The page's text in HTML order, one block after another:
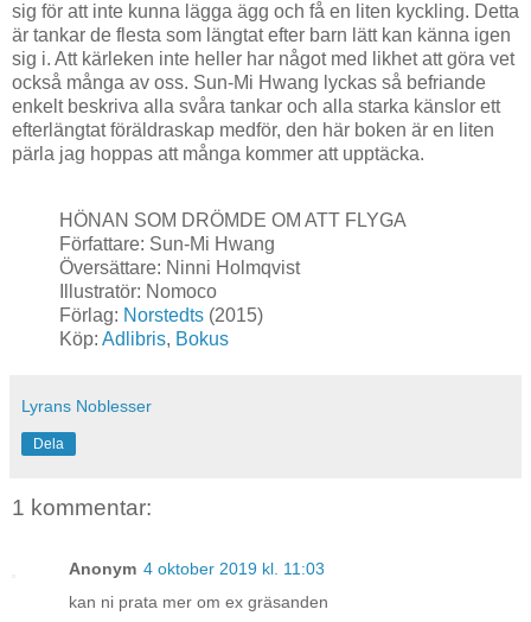
sig för att inte kunna lägga ägg och få en liten kyckling. Detta
är tankar de flesta som längtat efter barn lätt kan känna igen
sig i. Att kärleken inte heller har något med likhet att göra vet
också många av oss. Sun-Mi Hwang lyckas så befriande
enkelt beskriva alla svåra tankar och alla starka känslor ett
efterlängtat föräldraskap medför, den här boken är en liten
pärla jag hoppas att många kommer att upptäcka.
HÖNAN SOM DRÖMDE OM ATT FLYGA
Författare: Sun-Mi Hwang
Översättare: Ninni Holmqvist
Illustratör: Nomoco
Förlag: Norstedts (2015)
Köp: Adlibris, Bokus
Lyrans Noblesser
Dela
1 kommentar:
Anonym 4 oktober 2019 kl. 11:03
kan ni prata mer om ex gräsanden